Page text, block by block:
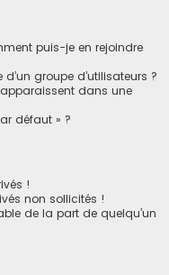
puis-je en rejoindre
groupe d’utilisateurs ?
dans une
défaut » ?
!
non sollicités !
de la part de quelqu’un